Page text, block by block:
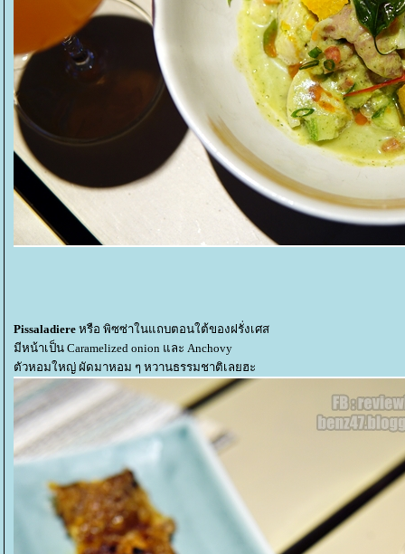
Pissaladiere หรือ พิซซ่าในแถบตอนใต้ของฝรั่งเศส
มีหน้าเป็น Caramelized onion และ Anchovy
ตัวหอมใหญ่ ผัดมาหอม ๆ หวานธรรมชาติเลยฮะ